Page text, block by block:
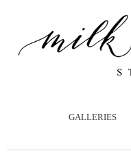
GALLERIES